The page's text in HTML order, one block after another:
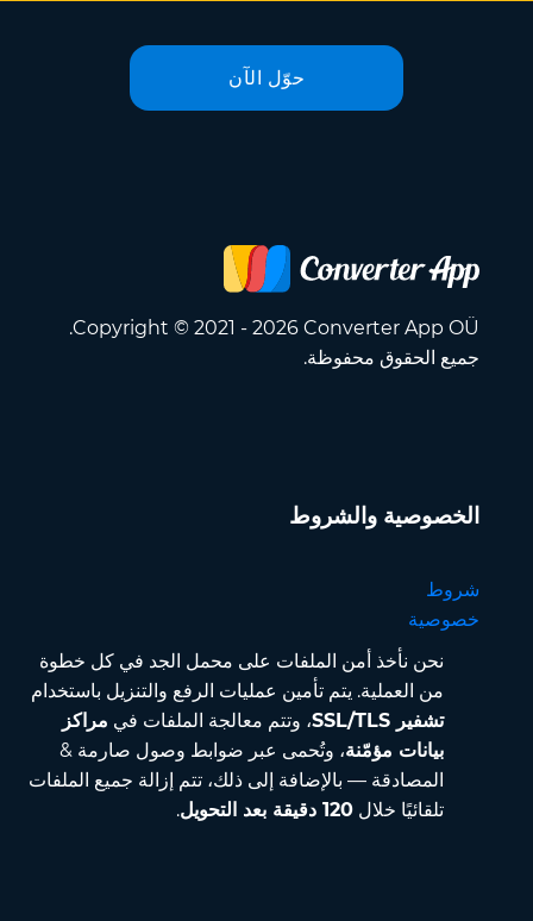
حوّل الآن
Copyright © 2021 - 2026 Converter App OÜ.
جميع الحقوق محفوظة.
الخصوصية والشروط
شروط
خصوصية
نحن نأخذ أمن الملفات على محمل الجد في كل خطوة
من العملية. يتم تأمين عمليات الرفع والتنزيل باستخدام
تشفير SSL/TLS
، وتتم معالجة الملفات في مراكز
بيانات مؤمّنة، وتُحمى عبر ضوابط وصول صارمة &
المصادقة — بالإضافة إلى ذلك، تتم إزالة جميع الملفات
تلقائيًا خلال 120 دقيقة بعد التحويل .